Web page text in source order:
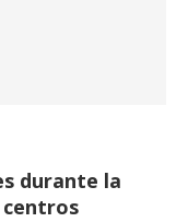
durante la
centros